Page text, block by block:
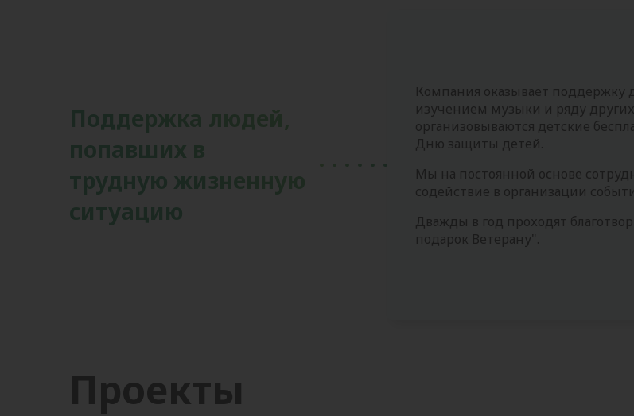
Поддержка людей,
попавших в
трудную жизненную
ситуацию
Компания оказывает поддержку
изучением музыки и ряду
организовываются детские
Дню защиты детей.
Мы на постоянной основе
содействие в организации
Дважды в год проходят
подарок Ветерану".
Проекты